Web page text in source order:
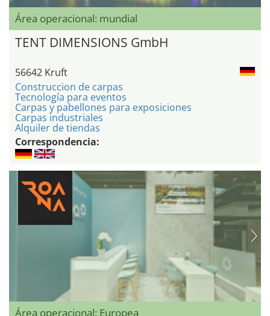
Área operacional: mundial
TENT DIMENSIONS GmbH
56642 Kruft
Construccion de carpas
Tecnología para eventos
Carpas y pabellones para exposiciones
Carpas industriales
Alquiler de tiendas
Correspondencia:
Área operacional: Europea